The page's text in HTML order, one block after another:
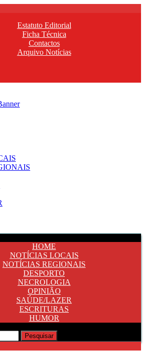
Estatuto Editorial
Ficha Técnica
Contactos
Arquivo Notícias
HOME
NOTÍCIAS LOCAIS
NOTÍCIAS REGIONAIS
DESPORTO
NECROLOGIA
OPINIÃO
SAÚDE/LAZER
ESCRITURAS
HUMOR